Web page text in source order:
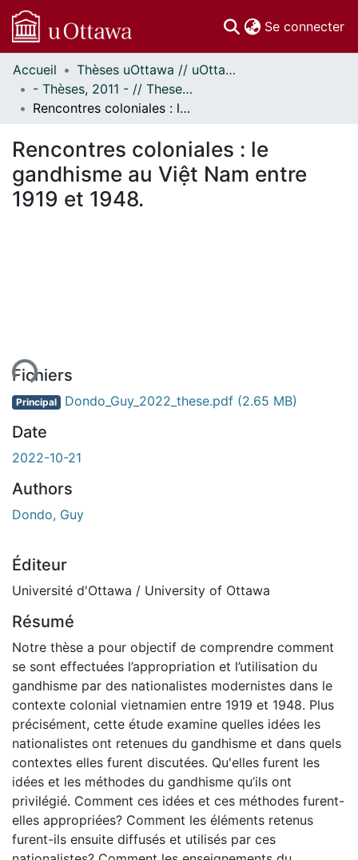
Se connecter
Communautés
et collections
Parcourir
À propos
Accueil
Thèses uOttawa // uOttawa Theses
- Thèses, 2011 - // Theses, 2011 -
Rencontres coloniales : le gandhisme au Việt Nam entre 1919 et 1948.
Rencontres coloniales : le
gandhisme au Việt Nam entre
1919 et 1948.
Fichiers
Principal Dondo_Guy_2022_these.pdf (2.65 MB)
Date
2022-10-21
Authors
Dondo, Guy
Éditeur
Université d'Ottawa / University of Ottawa
Résumé
Notre thèse a pour objectif de comprendre comment
se sont effectuées l’appropriation et l’utilisation du
gandhisme par des nationalistes modernistes dans le
contexte colonial vietnamien entre 1919 et 1948. Plus
précisément, cette étude examine quelles idées les
nationalistes ont retenues du gandhisme et dans quels
contextes elles furent discutées. Qu'elles furent les
idées et les méthodes du gandhisme qu’ils ont
privilégié. Comment ces idées et ces méthodes furent-
elles appropriées? Comment les éléments retenus
furent-ils ensuite diffusés et utilisés par ces